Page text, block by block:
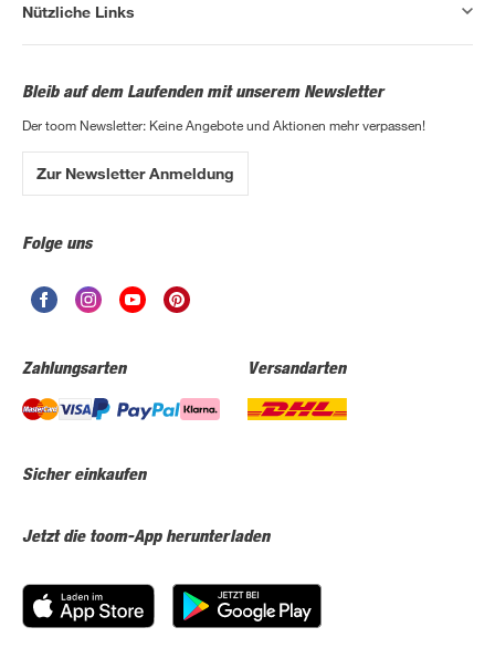
Nützliche Links
Bleib auf dem Laufenden mit unserem Newsletter
Der toom Newsletter: Keine Angebote und Aktionen mehr verpassen!
Zur Newsletter Anmeldung
Folge uns
Zahlungsarten Versandarten
Sicher einkaufen
Jetzt die toom-App herunterladen